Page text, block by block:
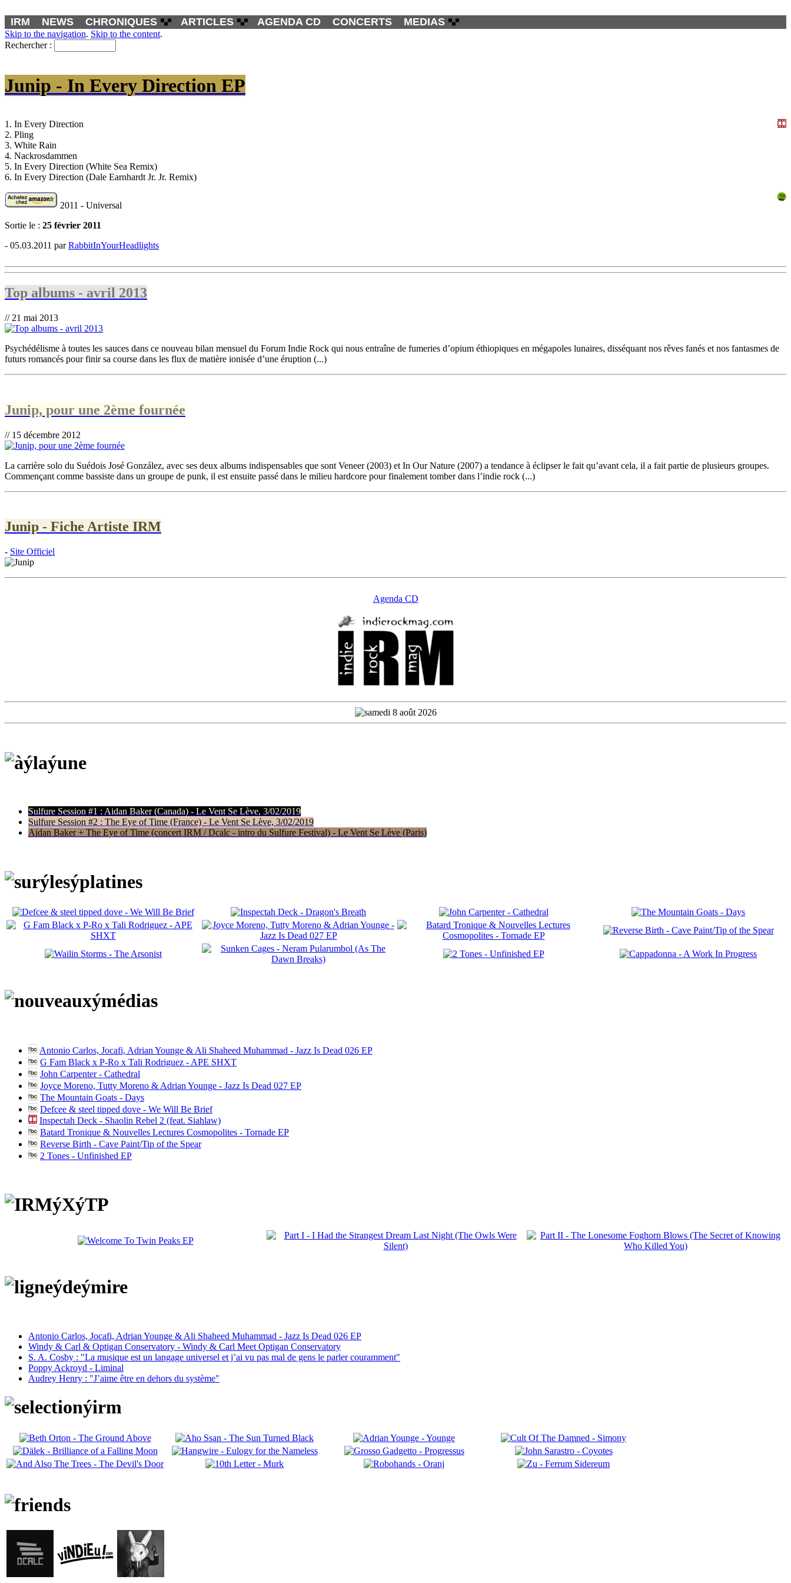
IRM NEWS CHRONIQUES ARTICLES AGENDA CD CONCERTS MEDIAS
Skip to the navigation. Skip to the content.
Rechercher :
Junip - In Every Direction EP
1. In Every Direction
2. Pling
3. White Rain
4. Nackrosdammen
5. In Every Direction (White Sea Remix)
6. In Every Direction (Dale Earnhardt Jr. Jr. Remix)
2011 - Universal
Sortie le : 25 février 2011
- 05.03.2011 parRabbitInYourHeadlights
Top albums - avril 2013
// 21 mai 2013
Psychédélisme à toutes les sauces dans ce nouveau bilan mensuel du Forum Indie Rock qui nous entraîne de fumeries d’opium éthiopiques en mégapoles lunaires, disséquant nos rêves fanés et nos fantasmes de
futurs romancés pour finir sa course dans les flux de matière ionisée d’une éruption (...)
Junip, pour une 2ème fournée
// 15 décembre 2012
La carrière solo du Suédois José González, avec ses deux albums indispensables que sont Veneer (2003) et In Our Nature (2007) a tendance à éclipser le fait qu’avant cela, il a fait partie de plusieurs groupes.
Commençant comme bassiste dans un groupe de punk, il est ensuite passé dans le milieu hardcore pour finalement tomber dans l’indie rock (...)
Junip - Fiche Artiste IRM
- Site Officiel
Agenda CD
Sulfure Session #1 : Aidan Baker (Canada) - Le Vent Se Lève, 3/02/2019
Sulfure Session #2 : The Eye of Time (France) - Le Vent Se Lève, 3/02/2019
Aidan Baker + The Eye of Time (concert IRM / Dcalc - intro du Sulfure Festival) - Le Vent Se Lève (Paris)
Antonio Carlos, Jocafi, Adrian Younge & Ali Shaheed Muhammad - Jazz Is Dead 026 EP
G Fam Black x P-Ro x Tali Rodriguez - APE SHXT
John Carpenter - Cathedral
Joyce Moreno, Tutty Moreno & Adrian Younge - Jazz Is Dead 027 EP
The Mountain Goats - Days
Defcee & steel tipped dove - We Will Be Brief
Inspectah Deck - Shaolin Rebel 2 (feat. Siahlaw)
Batard Tronique & Nouvelles Lectures Cosmopolites - Tornade EP
Reverse Birth - Cave Paint/Tip of the Spear
2 Tones - Unfinished EP
Antonio Carlos, Jocafi, Adrian Younge & Ali Shaheed Muhammad - Jazz Is Dead 026 EP
Windy & Carl & Optigan Conservatory - Windy & Carl Meet Optigan Conservatory
S. A. Cosby : "La musique est un langage universel et j’ai vu pas mal de gens le parler couramment"
Poppy Ackroyd - Liminal
Audrey Henry : "J’aime être en dehors du système"